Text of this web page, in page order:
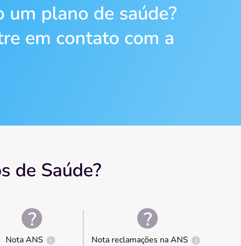
um plano de saúde?
em contato com a
de Saúde?
Nota ANS Nota reclamações na ANS